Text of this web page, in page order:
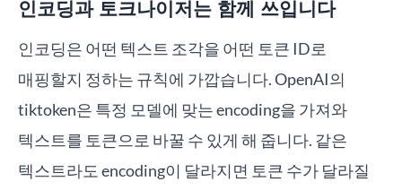
인코딩과 토크나이저는 함께 쓰입니다
인코딩은 어떤 텍스트 조각을 어떤 토큰 ID로
매핑할지 정하는 규칙에 가깝습니다. OpenAI의
tiktoken은 특정 모델에 맞는 encoding을 가져와
텍스트를 토큰으로 바꿀 수 있게 해 줍니다. 같은
텍스트라도 encoding이 달라지면 토큰 수가 달라질